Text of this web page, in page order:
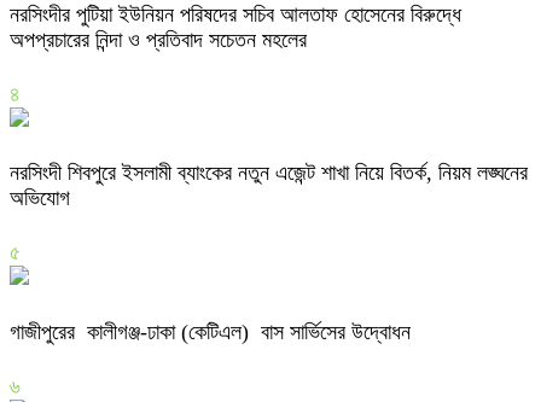
নরসিংদীর পুটিয়া ইউনিয়ন পরিষদের সচিব আলতাফ হোসেনের বিরুদ্ধে
অপপ্রচারের নিন্দা ও প্রতিবাদ সচেতন মহলের
৪
নরসিংদী শিবপুরে ইসলামী ব্যাংকের নতুন এজেন্ট শাখা নিয়ে বিতর্ক, নিয়ম লঙ্ঘনের
অভিযোগ
৫
গাজীপুরের কালীগঞ্জ-ঢাকা (কেটিএল) বাস সার্ভিসের উদ্বোধন
৬